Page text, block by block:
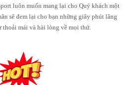
luôn muốn mang lại cho Quý khách một
sẽ đem lại cho bạn những giây phút lãng
thoải mái và hài lòng về mọi thứ.